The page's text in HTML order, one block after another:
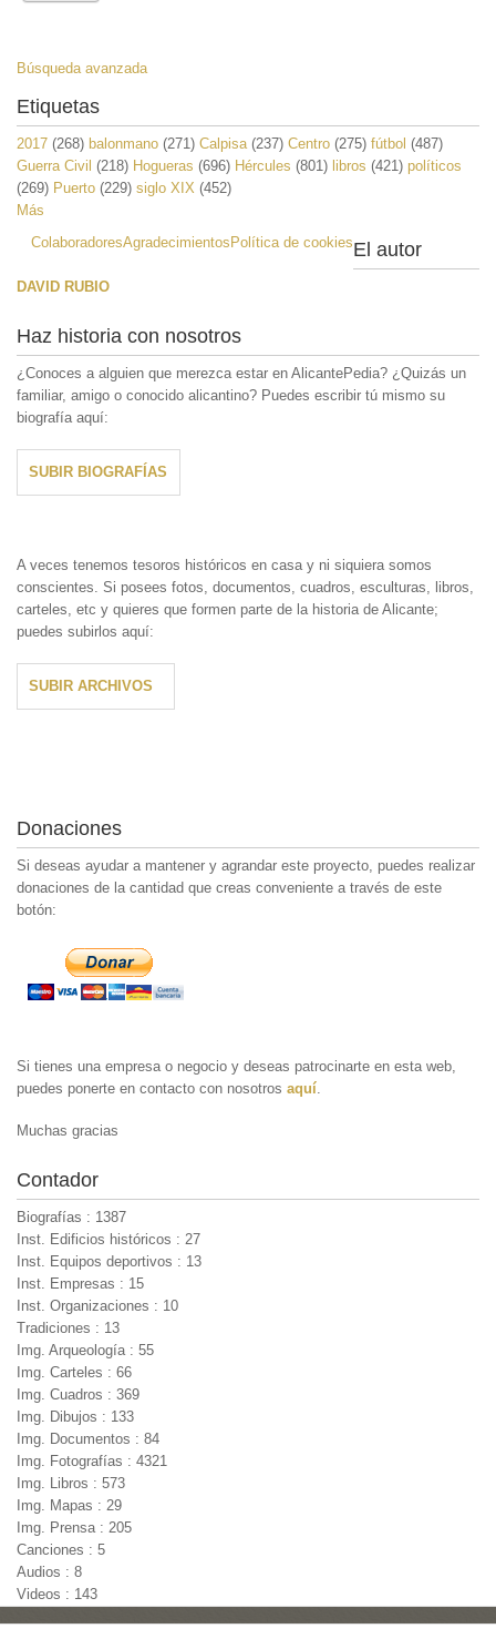
Búsqueda avanzada
Etiquetas
2017 (268) balonmano (271) Calpisa(237) Centro (275) fútbol (487)
Guerra Civil (218) Hogueras (696) Hércules (801) libros (421) políticos
(269) Puerto (229) siglo XIX (452)
Más
ColaboradoresAgradecimientosPolítica de cookiesEl autor
DAVID RUBIO
Haz historia con nosotros
¿Conoces a alguien que merezca estar en AlicantePedia? ¿Quizás un
familiar, amigo o conocido alicantino? Puedes escribir tú mismo su
biografía aquí:
SUBIR BIOGRAFÍAS
A veces tenemos tesoros históricos en casa y ni siquiera somos
conscientes. Si posees fotos, documentos, cuadros, esculturas, libros,
carteles, etc y quieres que formen parte de la historia de Alicante;
puedes subirlos aquí:
SUBIR ARCHIVOS
Donaciones
Si deseas ayudar a mantener y agrandar este proyecto, puedes realizar
donaciones de la cantidad que creas conveniente a través de este
botón:
Si tienes una empresa o negocio y deseas patrocinarte en esta web,
puedes ponerte en contacto con nosotros aquí
Muchas gracias
Contador
Biografías : 1387
Inst. Edificios históricos : 27
Inst. Equipos deportivos : 13
Inst. Empresas : 15
Inst. Organizaciones : 10
Tradiciones : 13
Img. Arqueología : 55
Img. Carteles : 66
Img. Cuadros : 369
Img. Dibujos : 133
Img. Documentos : 84
Img. Fotografías : 4321
Img. Libros : 573
Img. Mapas : 29
Img. Prensa : 205
Canciones : 5
Audios : 8
Videos : 143